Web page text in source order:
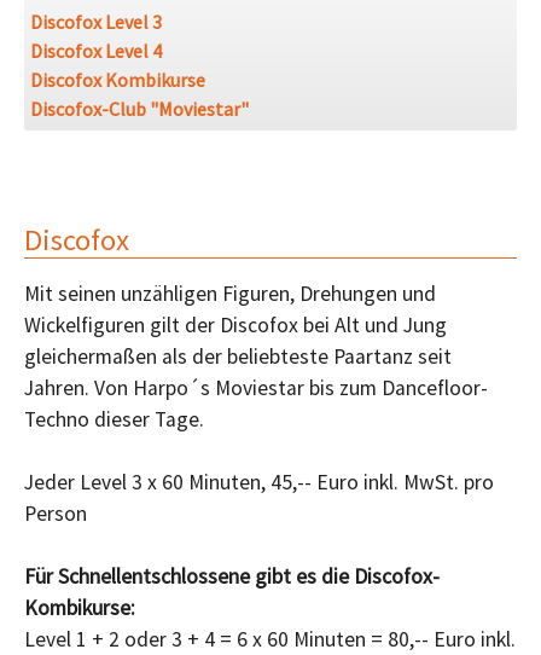
Discofox Level 3
Discofox Level 4
Discofox Kombikurse
Discofox-Club "Moviestar"
Discofox
Mit seinen unzähligen Figuren, Drehungen und
Wickelfiguren gilt der Discofox bei Alt und Jung
gleichermaßen als der beliebteste Paartanz seit
Jahren. Von Harpo´s Moviestar bis zum Dancefloor-
Techno dieser Tage.
Jeder Level 3 x 60 Minuten, 45,-- Euro inkl. MwSt. pro
Person
Für Schnellentschlossene gibt es die Discofox-
Kombikurse:
Level 1 + 2 oder 3 + 4 = 6 x 60 Minuten = 80,-- Euro inkl.